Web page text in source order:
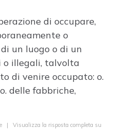
di occupare,
o
un luogo o di un
o illegali, talvolta
di venire occupato: o.
delle fabbriche,
| Visualizza la risposta completa su